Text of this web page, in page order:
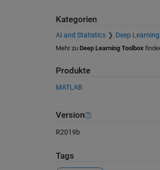
Kategorien
AI and Statistics Deep
Mehr zu Deep Learning Toolbox
Produkte
MATLAB
Version
R2019b
Tags